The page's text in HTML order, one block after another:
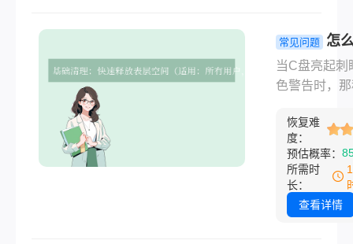
（HDD），
率往往令人
那么固态硬
恢复难度为
呢？让我们
背后的技术
常见问题 怎
c盘空间？
详细拯救系
当C盘亮起刺
色警告时，
更新、甚至
溃的窒息感
每个电脑用
有体会。C
足不仅影响
恢复难
度：
预估概率：
所需时
长：
查看详情